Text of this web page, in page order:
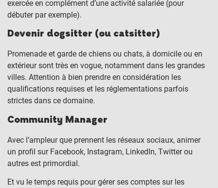
exercée en complément d’une activité salariée (pour
débuter par exemple).
Devenir dogsitter (ou catsitter)
Promenade et garde de chiens ou chats, à domicile ou en
extérieur sont très en vogue, notamment dans les grandes
villes. Attention à bien prendre en considération les
qualifications requises et les réglementations parfois
strictes dans ce domaine.
Community Manager
Avec l’ampleur que prennent les réseaux sociaux, animer
un profil sur Facebook, Instagram, LinkedIn, Twitter ou
autres est primordial.
Et vu le temps requis pour gérer ses comptes sur les